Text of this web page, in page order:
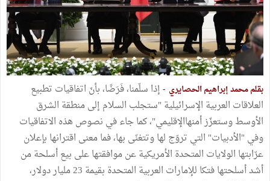
بقلم محمد إبراهيم الحصايري - إذا سلّمنا، فَرَضًا، بأنّ اتفاقيات تطبيع
العلاقات العربية الإسرائيلية "ستجلب السلام إلى منطقة الشرق
الأوسط وستعزّز أمنهاالإقليمي"، كما جاء في نصوص هذه الاتفاقيات
وفي "الأدبيات" التي تروّج لها وتتغنّى بها، فما معنى اقترانها بإعلان
عرّابتها الولايات المتحدة الأمريكية عن موافقتها على بيع أسلحة من
أشد أسلحتها فتكا للإمارات العربية المتحدة بقيمة 23 مليار دولار،